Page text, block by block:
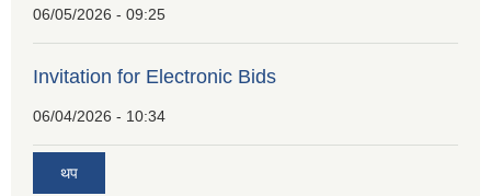
06/05/2026 - 09:25
Invitation for Electronic Bids
06/04/2026 - 10:34
थप